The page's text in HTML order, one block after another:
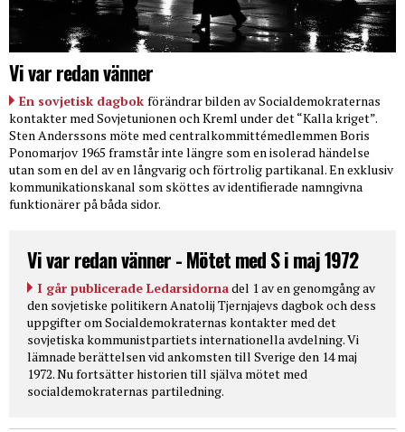
Vi var redan vänner
En sovjetisk dagbok förändrar bilden av Socialdemokraternas
kontakter med Sovjetunionen och Kreml under det “Kalla kriget”.
Sten Anderssons möte med centralkommittémedlemmen Boris
Ponomarjov 1965 framstår inte längre som en isolerad händelse
utan som en del av en långvarig och förtrolig partikanal. En exklusiv
kommunikationskanal som sköttes av identifierade namngivna
funktionärer på båda sidor.
Vi var redan vänner - Mötet med S i maj 1972
I går publicerade Ledarsidornadel 1 av en genomgång av
den sovjetiske politikern Anatolij Tjernjajevs dagbok och dess
uppgifter om Socialdemokraternas kontakter med det
sovjetiska kommunistpartiets internationella avdelning. Vi
lämnade berättelsen vid ankomsten till Sverige den 14 maj
1972. Nu fortsätter historien till själva mötet med
socialdemokraternas partiledning.